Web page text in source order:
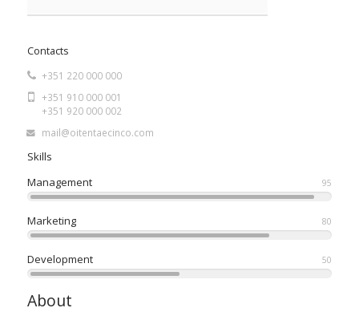
Contacts
+351 220 000 000
+351 910 000 001
+351 920 000 002
mail@oitentaecinco.com
Skills
Management
95
Marketing 80
Development 50
About